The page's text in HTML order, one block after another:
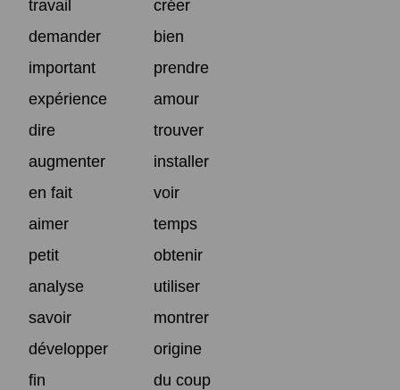
travail
créer
demander
bien
important
prendre
expérience
amour
dire
trouver
augmenter
installer
en fait
voir
aimer
temps
petit
obtenir
analyse
utiliser
savoir
montrer
développer
origine
fin
du coup